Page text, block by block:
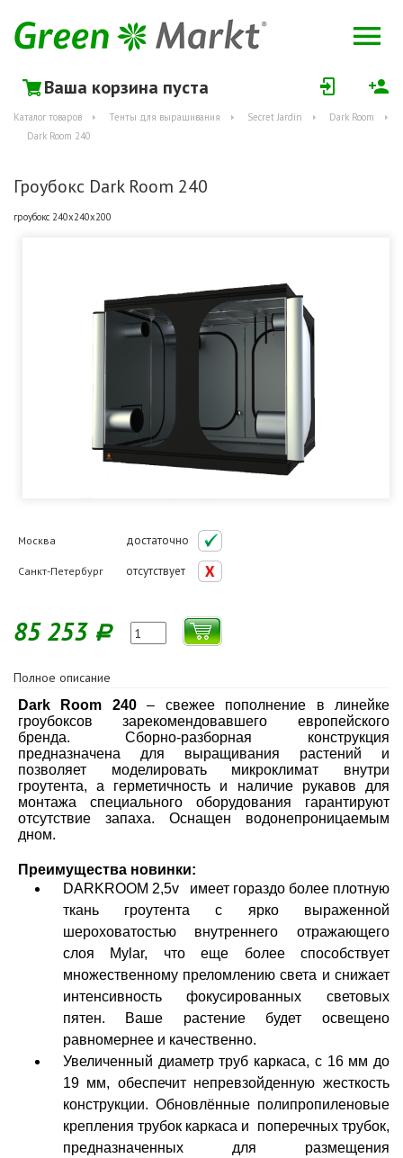
Ваша корзина пуста
Каталог товаров Тенты для выращивания Secret Jardin
Dark Room
Dark Room 240
Гроубокс Dark Room 240
гроубокс 240x240x200
Москва достаточно
Санкт-Петербург отсутствует
85 253 Р
Полное описание
Dark Room 240– свежее пополнение в линейке
гроубоксов зарекомендовавшего европейского
бренда. Сборно-разборная конструкция
предназначена для выращивания растений и
позволяет моделировать микроклимат внутри
гроутента, а герметичность и наличие рукавов для
монтажа специального оборудования гарантируют
отсутствие запаха. Оснащен водонепроницаемым
дном.
Преимущества новинки:
DARKROOM 2,5v имеет гораздо более плотную
ткань гроутента с ярко выраженной
шероховатостью внутреннего отражающего
слоя Mylar, что еще более способствует
множественному преломлению света и снижает
интенсивность фокусированных световых
пятен. Ваше растение будет освещено
равномернее и качественно.
Увеличенный диаметр труб каркаса, с 16 мм до
19 мм, обеспечит непревзойденную жесткость
конструкции. Обновлённые полипропиленовые
крепления трубок каркаса и поперечных трубок,
предназначенных для размещения